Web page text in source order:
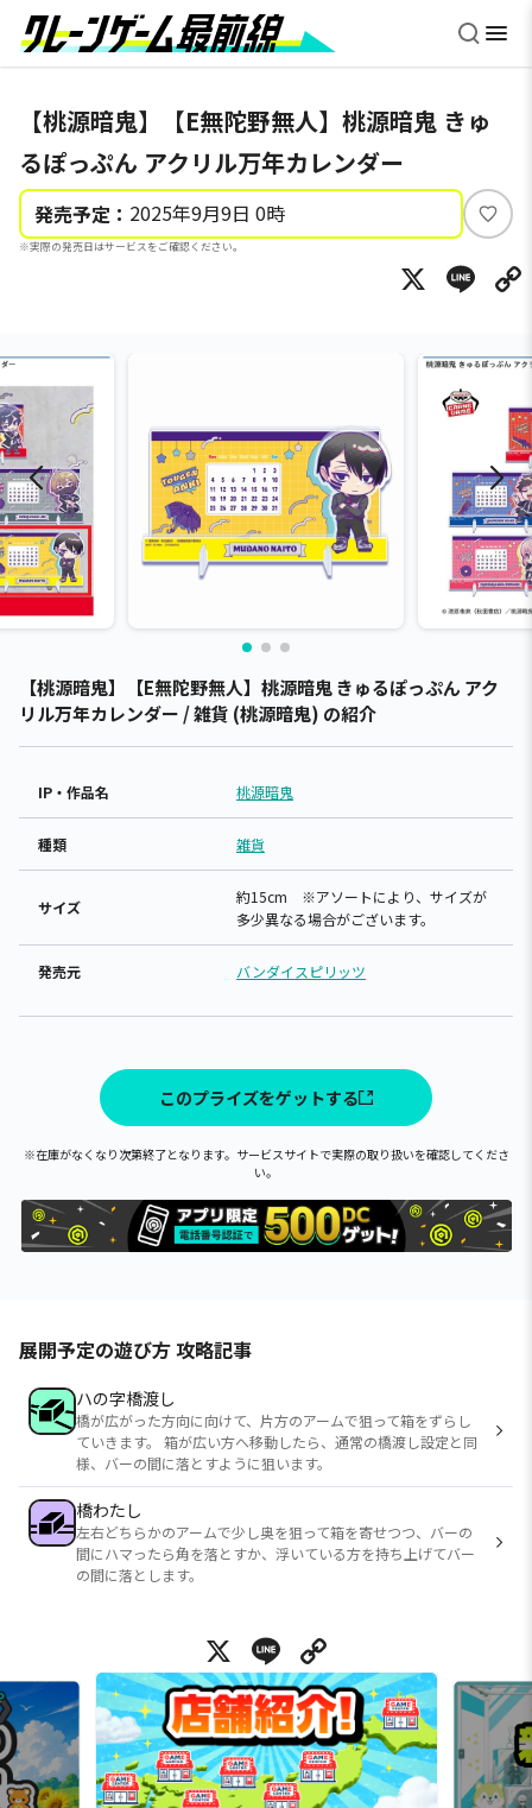
【桃源暗鬼】【E無陀野無人】桃源暗鬼 きゅ
るぽっぷん アクリル万年カレンダー
発売予定： 2025年9月9日 0時
※実際の発売日はサービスをご確認ください。
い
ね
X
【桃源暗鬼】【E無陀野無人】桃源暗鬼 きゅるぽっぷん アク
リル万年カレンダー / 雑貨 (桃源暗鬼) の紹介
IP・作品名 桃源暗鬼
種類 雑貨
サイズ
約15cm ※アソートにより、サイズが
多少異なる場合がございます。
発売元 バンダイスピリッツ
このプライズをゲットする
※在庫がなくなり次第終了となります。サービスサイトで実際の取り扱いを確認してくださ
い。
展開予定の遊び方 攻略記事
ハの字橋渡し
橋が広がった方向に向けて、片方のアームで狙って箱をずらし
ていきます。 箱が広い方へ移動したら、通常の橋渡し設定と同
様、バーの間に落とすように狙います。
橋わたし
左右どちらかのアームで少し奥を狙って箱を寄せつつ、バーの
間にハマったら角を落とすか、浮いている方を持ち上げてバー
の間に落とします。
X Line